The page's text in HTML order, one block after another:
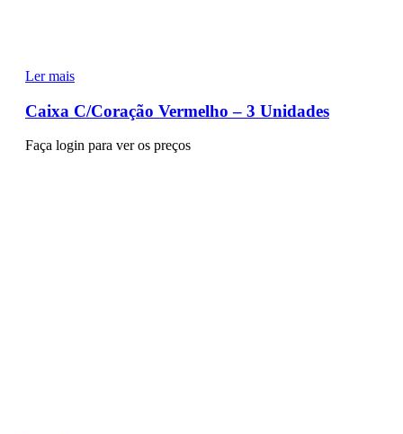
Ler mais
Caixa C/Coração Vermelho – 3 Unidades
Faça login para ver os preços